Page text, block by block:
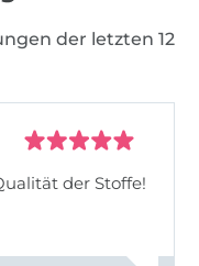
der letzten 12
der Stoffe!